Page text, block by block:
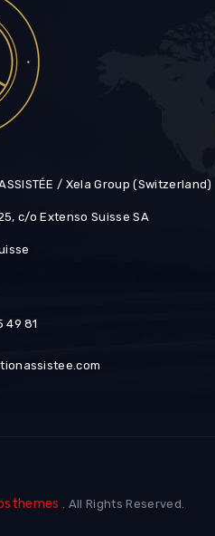
ASSISTÉE / Xela Group (Switzerland)
c/o Extenso Suisse SA
49 81
. All Rights Reserved.